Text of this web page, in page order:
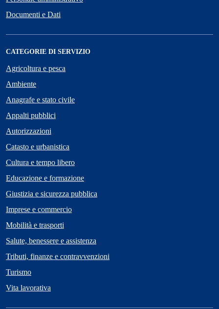
Documenti e Dati
CATEGORIE DI SERVIZIO
Agricoltura e pesca
Ambiente
Anagrafe e stato civile
Appalti pubblici
Autorizzazioni
Catasto e urbanistica
Cultura e tempo libero
Educazione e formazione
Giustizia e sicurezza pubblica
Imprese e commercio
Mobilità e trasporti
Salute, benessere e assistenza
Tributi, finanze e contravvenzioni
Turismo
Vita lavorativa